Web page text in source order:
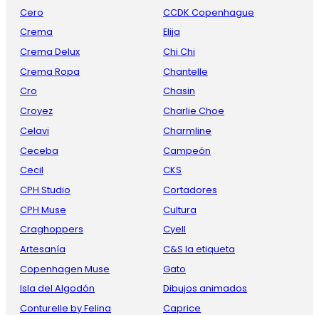
Cero
Crema
Crema Delux
Crema Ropa
Cro
Croyez
Celavi
Ceceba
Cecil
CPH Studio
CPH Muse
Craghoppers
Artesanía
Copenhagen Muse
Isla del Algodón
Conturelle by Felina
CCDK Copenhague
Elija
Chi Chi
Chantelle
Chasin
Charlie Choe
Charmline
Campeón
CKS
Cortadores
Cultura
Cyell
C&S la etiqueta
Gato
Dibujos animados
Caprice